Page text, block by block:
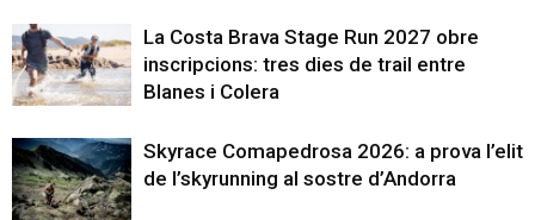
La Costa Brava Stage Run 2027 obre
inscripcions: tres dies de trail entre
Blanes i Colera
Skyrace Comapedrosa 2026: a prova l’elit
de l’skyrunning al sostre d’Andorra